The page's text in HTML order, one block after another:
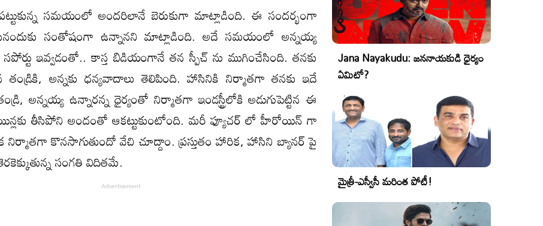
సమయంలో అందరిలానే బెరుకుగా మాట్లాడింది. ఈ సందర్భంగా
సంతోషంగా ఉన్నానని మాట్లాడింది. అదే సమయంలో అన్నయ్య
ఇవ్వడంతో.. కాస్త బిడియంగానే తన స్పీచ్ ను ముగించేసింది. తనకు
తండ్రికి, అన్నకు ధన్యవాదాలు తెలిపింది. హాసినికి నిర్మాతగా తనకు ఇదే
అన్నయ్య ఉన్నారన్న ధైర్యంతో నిర్మాతగా ఇండస్ట్రీలోకి అడుగుపెట్టిన ఈ
తీసిపోని అందంతో ఆకట్టుకుంటోంది. మరీ ఫ్యూచర్ లో హీరోయిన్ గా
నిర్మాతగా కొనసాగుతుందో వేచి చూద్దాం. ప్రస్తుతం హారిక, హాసిని బ్యానర్ పై
సంగతి విదితమే.
Jana Nayakudu: జననాయకుడి ధైర్యం
ఏమిటో?
మైత్రీ-ఎస్వీసీ మరింత పోటీ!